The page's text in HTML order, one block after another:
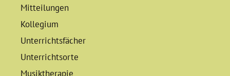
Mitteilungen
Kollegium
Unterrichtsfächer
Unterrichtsorte
Musiktherapie